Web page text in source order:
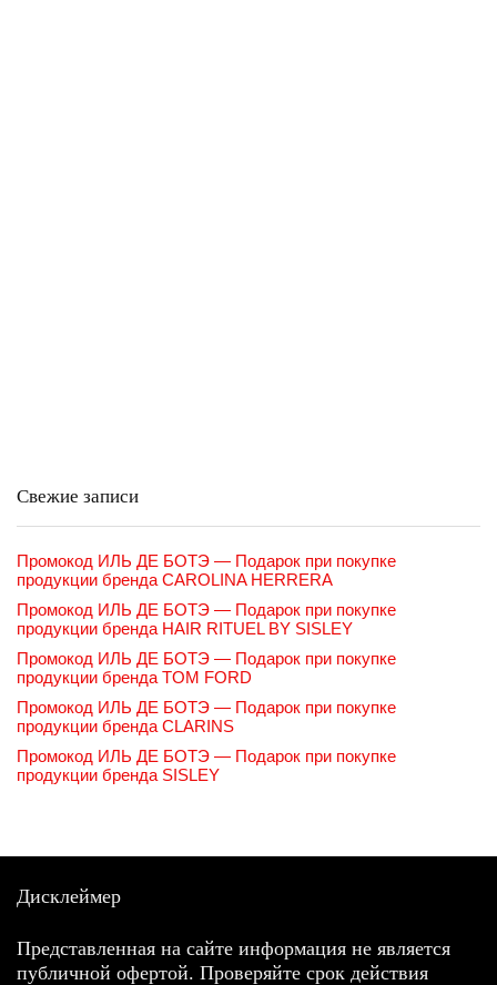
Свежие записи
Промокод ИЛЬ ДЕ БОТЭ — Подарок при покупке
продукции бренда CAROLINA HERRERA
Промокод ИЛЬ ДЕ БОТЭ — Подарок при покупке
продукции бренда HAIR RITUEL BY SISLEY
Промокод ИЛЬ ДЕ БОТЭ — Подарок при покупке
продукции бренда TOM FORD
Промокод ИЛЬ ДЕ БОТЭ — Подарок при покупке
продукции бренда CLARINS
Промокод ИЛЬ ДЕ БОТЭ — Подарок при покупке
продукции бренда SISLEY
Дисклеймер
Представленная на сайте информация не является
публичной офертой. Проверяйте срок действия